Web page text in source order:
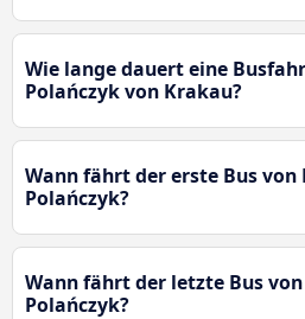
Wie lange dauert eine
Polańczyk von Krakau?
Wann fährt der erste Bus von
Polańczyk?
Wann fährt der letzte Bus
Polańczyk?